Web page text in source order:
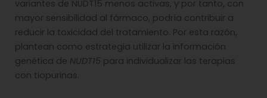
variantes de NUDT15 menos activas, y por tanto, con
mayor sensibilidad al fármaco, podría contribuir a
reducir la toxicidad del tratamiento. Por esta razón,
plantean como estrategia utilizar la información
genética de NUDT15 para individualizar las terapias
con tiopurinas.